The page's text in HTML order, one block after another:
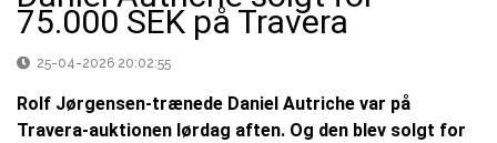
75.000 SEK på Travera
25-04-2026 20:02:55
Rolf Jørgensen-trænede Daniel Autriche var på
Travera-auktionen lørdag aften. Og den blev solgt for